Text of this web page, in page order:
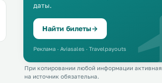
даты.
Найти билеты→
Реклама · Aviasales · Travelpayouts
При копировании любой информации
на источник обязательна.